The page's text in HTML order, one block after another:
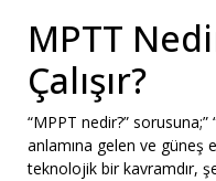
MPTT
Çalışır?
“MPPT nedir?”
anlamına gelen ve güneş
teknolojik bir kavramdır,